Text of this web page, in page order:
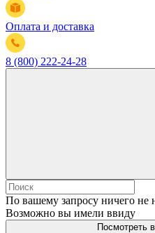
Оплата и доставка
8 (800) 222-24-28
По вашему запросу ничего не
Возможно вы имели ввиду
Посмотреть